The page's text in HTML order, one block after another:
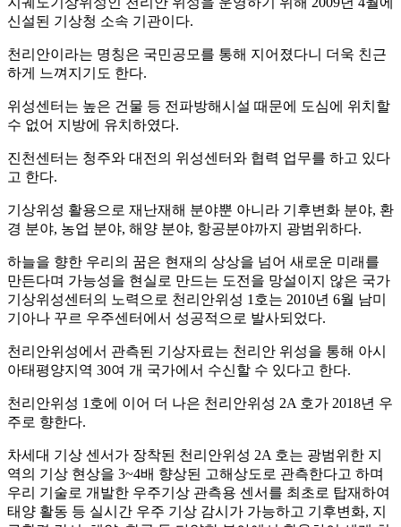
신설된 기상청 소속 기관이다.
천리안이라는 명칭은 국민공모를 통해 지어졌다니 더욱 친근
하게 느껴지기도 한다.
위성센터는 높은 건물 등 전파방해시설 때문에 도심에 위치할
수 없어 지방에 유치하였다.
진천센터는 청주와 대전의 위성센터와 협력 업무를 하고 있다
고 한다.
기상위성 활용으로 재난재해 분야뿐 아니라 기후변화 분야, 환
경 분야, 농업 분야, 해양 분야, 항공분야까지 광범위하다.
하늘을 향한 우리의 꿈은 현재의 상상을 넘어 새로운 미래를
만든다며 가능성을 현실로 만드는 도전을 망설이지 않은 국가
기상위성센터의 노력으로 천리안위성 1호는 2010년 6월 남미
기아나 꾸르 우주센터에서 성공적으로 발사되었다.
천리안위성에서 관측된 기상자료는 천리안 위성을 통해 아시
아태평양지역 30여 개 국가에서 수신할 수 있다고 한다.
천리안위성 1호에 이어 더 나은 천리안위성 2A 호가 2018년 우
주로 향한다.
차세대 기상 센서가 장착된 천리안위성 2A 호는 광범위한 지
역의 기상 현상을 3~4배 향상된 고해상도로 관측한다고 하며
우리 기술로 개발한 우주기상 관측용 센서를 최초로 탑재하여
태양 활동 등 실시간 우주 기상 감시가 가능하고 기후변화, 지